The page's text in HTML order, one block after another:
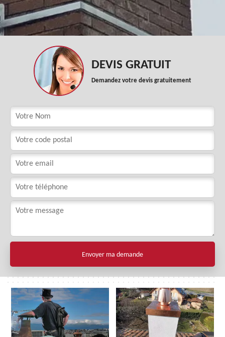
DEVIS GRATUIT
Demandez votre devis gratuitement